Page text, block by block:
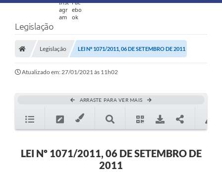
Secretarias
Editais
Telefones Úteis
Acesso a Informação
Contato
REQUERIMENTO DE RESTITUIÇÃO DA TAXA DE INSCRIÇÃO
Legislação
Legislação LEI Nº 1071/2011, 06 DE SETEMBRO DE 2011
Atualizado em: 27/01/2021 às 11h02
ARRASTE PARA VER MAIS
LEI Nº 1071/2011, 06 DE SETEMBRO DE
2011